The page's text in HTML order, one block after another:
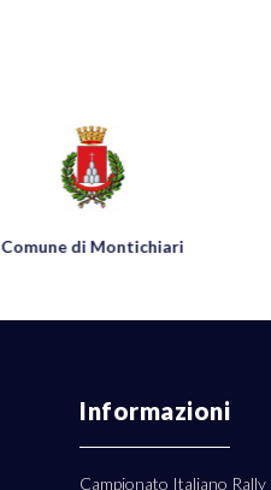
Comune di Montichiari
Informazioni
Campionato Italiano Rally